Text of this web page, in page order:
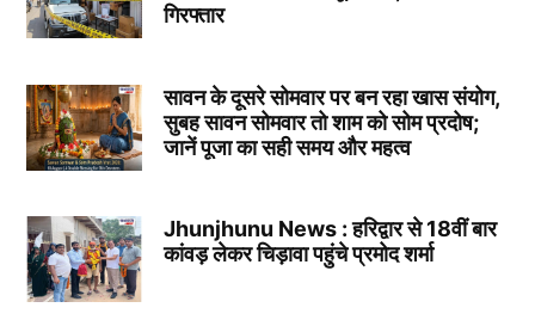
गिरफ्तार
सावन के दूसरे सोमवार पर बन रहा खास संयोग,
सुबह सावन सोमवार तो शाम को सोम प्रदोष;
जानें पूजा का सही समय और महत्व
Jhunjhunu News : हरिद्वार से 18वीं बार
कांवड़ लेकर चिड़ावा पहुंचे प्रमोद शर्मा